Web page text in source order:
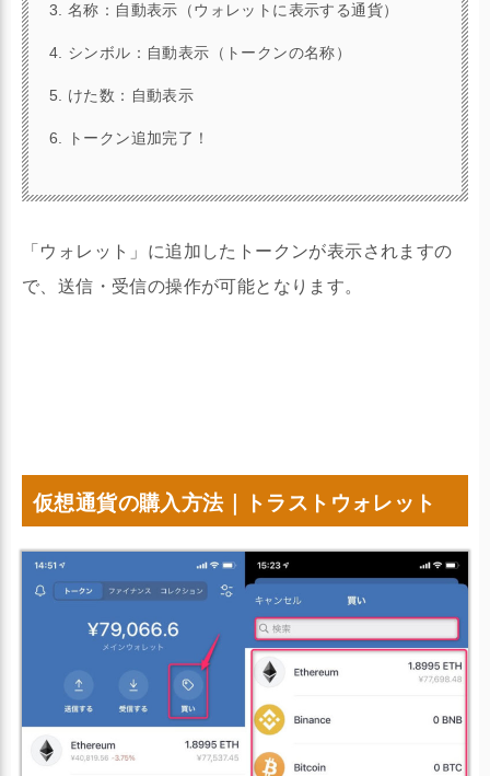
名称：自動表示（ウォレットに表示する通貨）
シンボル：自動表示（トークンの名称）
けた数：自動表示
トークン追加完了！
「ウォレット」に追加したトークンが表示されますの
で、送信・受信の操作が可能となります。
仮想通貨の購入方法｜トラストウォレット